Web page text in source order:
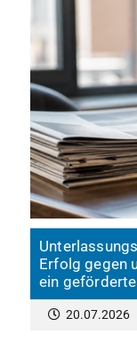
Erfolg gegen
ein
20.07.2026